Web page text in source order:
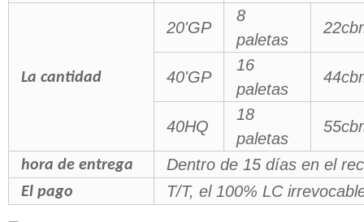
La cantidad
20'GP
8
paletas
40'GP
16
paletas
40HQ
18
paletas
hora de entrega Dentro de 15 días en el
El pago T/T, el 100% LC